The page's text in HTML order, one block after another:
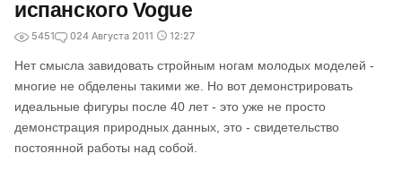
испанского Vogue
5451 024 Августа 2011 12:27
Нет смысла завидовать стройным ногам молодых моделей -
многие не обделены такими же. Но вот демонстрировать
идеальные фигуры после 40 лет - это уже не просто
демонстрация природных данных, это - свидетельство
постоянной работы над собой.